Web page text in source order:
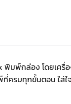
มพ์กล่อง โดยเค
ที่ครบทุกขั้นตอน